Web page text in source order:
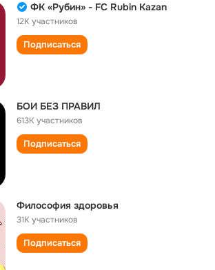
ФК «Рубин» - FC Rubin Kazan
12K участников
Подписаться
БОИ БЕЗ ПРАВИЛ
613K участников
Подписаться
Философия здоровья
31K участников
Подписаться